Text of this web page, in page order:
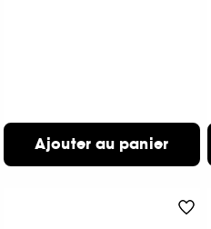
Ajouter au panier